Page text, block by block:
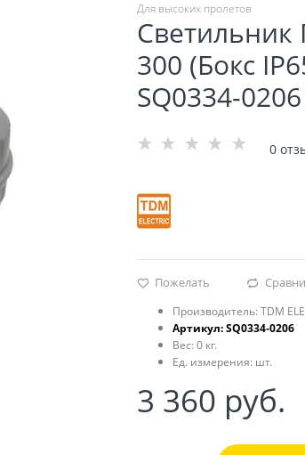
Для высоких пролетов
300 (Бокс
SQ0334-0206
0
Пожелать
Производитель: TDM
Артикул:SQ0334-0206
Вес: 0 кг.
Ед. измерения: шт.
3 360 руб.